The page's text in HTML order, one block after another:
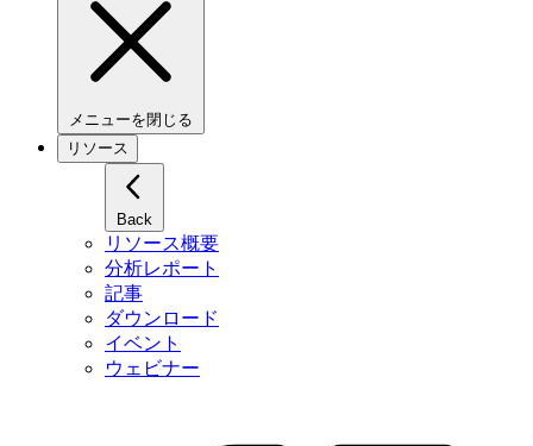
メニューを閉じる
リソース
Back
リソース概要
分析レポート
記事
ダウンロード
イベント
ウェビナー